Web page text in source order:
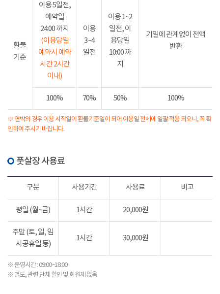
환불
기준
이용 5일전,
예약일
24:00 까지
(이용당일
예약시 예약
시간 2시간
이내)
이용
3~4
일전
이용 1~2
일전, 이
용당일
10:00 까
지
기일에 관계없이 전액
반환
100% 70% 50% 100%
※ 연박의 경우 이용 시작일이 환불기준일이 되어 이용일 전체에 일괄 적용 되오니, 꼭 확
인하여 주시기 바랍니다.
풋살장 사용료
구분 사용기간 사용료 비고
평일 (월~금) 1시간 20,000원
주말 (토, 일, 임
시공휴일 등)
1시간 30,000원
※ 운영시간 : 09:00~18:00
※ 별도, 관련 단체 할인 및 회원제 없음